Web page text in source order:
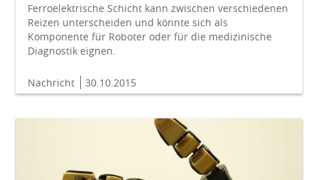
Ferroelektrische Schicht kann zwischen verschiedenen
Reizen unterscheiden und könnte sich als
Komponente für Roboter oder für die medizinische
Diagnostik eignen.
Nachricht 30.10.2015